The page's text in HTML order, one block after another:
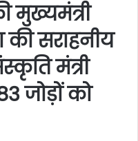
मुख्यमंत्री
की सराहनीय
मंत्री
जोड़ों को